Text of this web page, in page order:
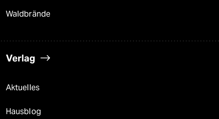
Waldbrände
Verlag
Aktuelles
Hausblog